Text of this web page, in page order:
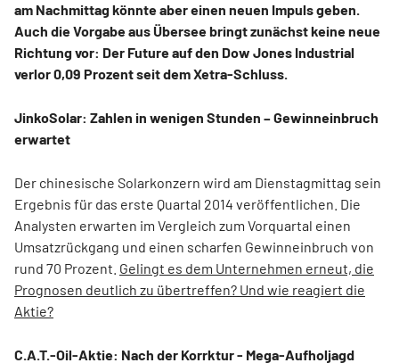
am Nachmittag könnte aber einen neuen Impuls geben.
Auch die Vorgabe aus Übersee bringt zunächst keine neue
Richtung vor: Der Future auf den Dow Jones Industrial
verlor 0,09 Prozent seit dem Xetra-Schluss.
JinkoSolar: Zahlen in wenigen Stunden – Gewinneinbruch
erwartet
Der chinesische Solarkonzern wird am Dienstagmittag sein
Ergebnis für das erste Quartal 2014 veröffentlichen. Die
Analysten erwarten im Vergleich zum Vorquartal einen
Umsatzrückgang und einen scharfen Gewinneinbruch von
rund 70 Prozent. Gelingt es dem Unternehmen erneut, die
Prognosen deutlich zu übertreffen? Und wie reagiert die
Aktie?
C.A.T.-Oil-Aktie: Nach der Korrktur - Mega-Aufholjagd